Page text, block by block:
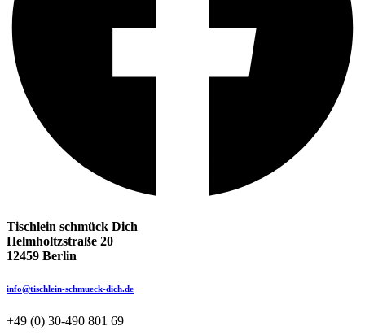
Tischlein schmück Dich
Helmholtzstraße 20
12459 Berlin
info@tischlein-schmueck-dich.de
+49 (0) 30-490 801 69